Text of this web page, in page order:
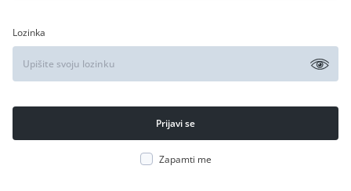
Lozinka
Zapamti me